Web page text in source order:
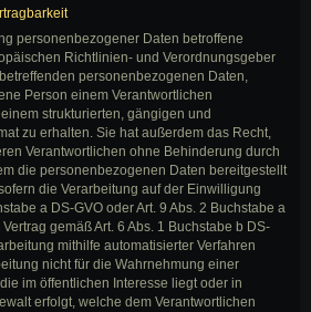
personenbezogener Daten betroffene
Richtlinien- und Verordnungsgeber
personenbezogenen Daten,
Person einem Verantwortlichen
strukturierten, gängigen und
zu erhalten. Sie hat außerdem das Recht,
Verantwortlichen ohne Behinderung durch
die personenbezogenen Daten bereitgestellt
die Verarbeitung auf der Einwilligung
a DS-GVO oder Art. 9 Abs. 2 Buchstabe a
gemäß Art. 6 Abs. 1 Buchstabe b DS-
mithilfe automatisierter Verfahren
nicht für die Wahrnehmung einer
im öffentlichen Interesse liegt oder in
erfolgt, welche dem Verantwortlichen